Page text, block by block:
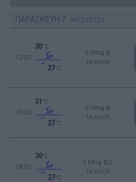
ΠΑΡΑΣΚΕΥΗ 7 ΑΥΓΟΥΣΤΟΥ
12:00
30°C
27°C
3 Μπφ B
16 Km/h
15:00
31 °C
27°C
3 Μπφ B
16 Km/h
18:00
30°C
27°C
3 Μπφ ΒΔ
16 Km/h